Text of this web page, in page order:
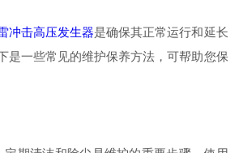
冲击高压发生器是确保其正常运行和延长
是一些常见的维护保养方法，可帮助您保